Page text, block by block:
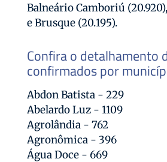
Balneário Camboriú
e Brusque (20.195).
Confira o detalhamento
confirmados por
Abdon Batista - 229
Abelardo Luz - 1109
Agrolândia - 762
Agronômica - 396
Água Doce - 669